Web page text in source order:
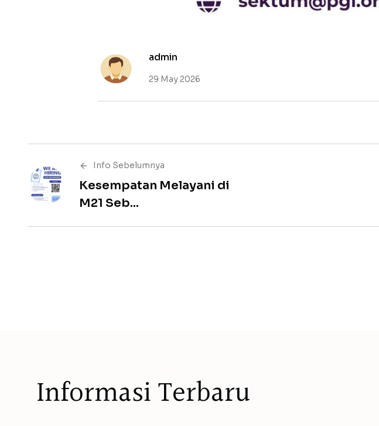
admin
29 May 2026
Info Sebelumnya
Kesempatan Melayani di
M21 Seb...
InformasiTerbaru